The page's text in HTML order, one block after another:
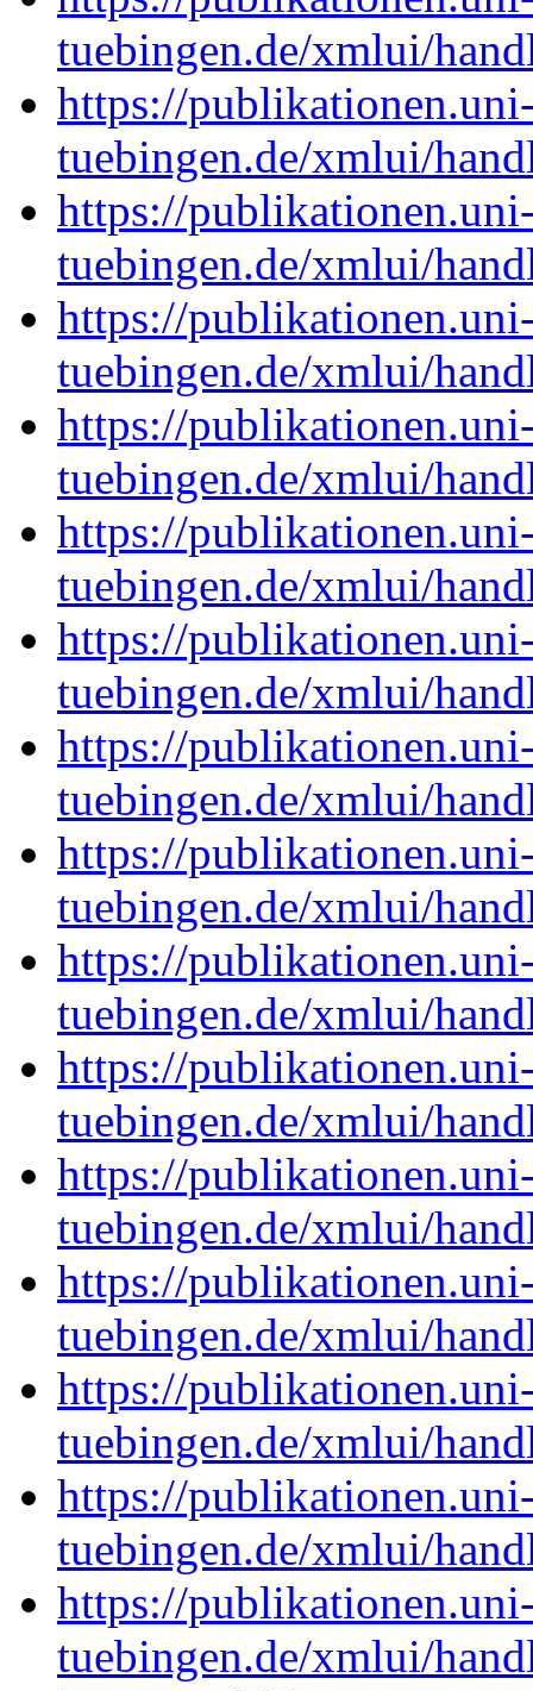
tuebingen.de/xmlui/
https://
tuebingen.de/xmlui/
https://
tuebingen.de/xmlui/
https://
tuebingen.de/xmlui/
https://
tuebingen.de/xmlui/
https://
tuebingen.de/xmlui/
https://
tuebingen.de/xmlui/
https://
tuebingen.de/xmlui/
https://
tuebingen.de/xmlui/
https://
tuebingen.de/xmlui/
https://
tuebingen.de/xmlui/
https://
tuebingen.de/xmlui/
https://
tuebingen.de/xmlui/
https://
tuebingen.de/xmlui/
https://
tuebingen.de/xmlui/
https://
tuebingen.de/xmlui/